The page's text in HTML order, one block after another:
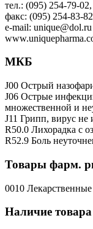
тел.: (095) 254-79-
факс: (095) 254-83-82
e-mail: unique@dol.ru
МКБ
J00 Острый
J06 Острые
множественной и
J11 Грипп, вирус не
R50.0 Лихорадка с
R52.9 Боль
Товары фарм.
0010 Лекарственные
Наличие